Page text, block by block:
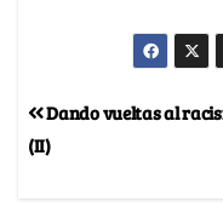
Dando vueltas al
(II)